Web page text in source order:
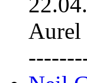
Aurel